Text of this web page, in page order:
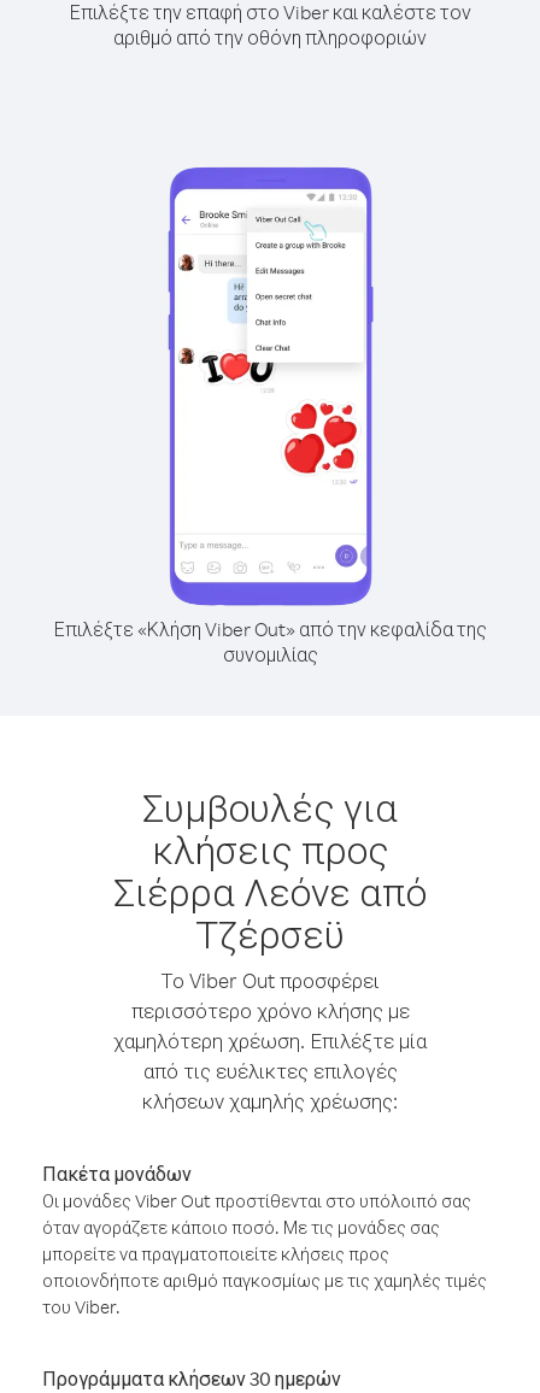
Επιλέξτε την επαφή στο Viber και καλέστε τον
αριθμό από την οθόνη πληροφοριών
Επιλέξτε «Κλήση Viber Out» από την κεφαλίδα της
συνομιλίας
Συμβουλές για
κλήσεις προς
Σιέρρα Λεόνε από
Τζέρσεϋ
Το Viber Out προσφέρει
περισσότερο χρόνο κλήσης με
χαμηλότερη χρέωση. Επιλέξτε μία
από τις ευέλικτες επιλογές
κλήσεων χαμηλής χρέωσης:
Πακέτα μονάδων
Οι μονάδες Viber Out προστίθενται στο υπόλοιπό σας
όταν αγοράζετε κάποιο ποσό. Με τις μονάδες σας
μπορείτε να πραγματοποιείτε κλήσεις προς
οποιονδήποτε αριθμό παγκοσμίως με τις χαμηλές τιμές
του Viber.
Προγράμματα κλήσεων 30 ημερών